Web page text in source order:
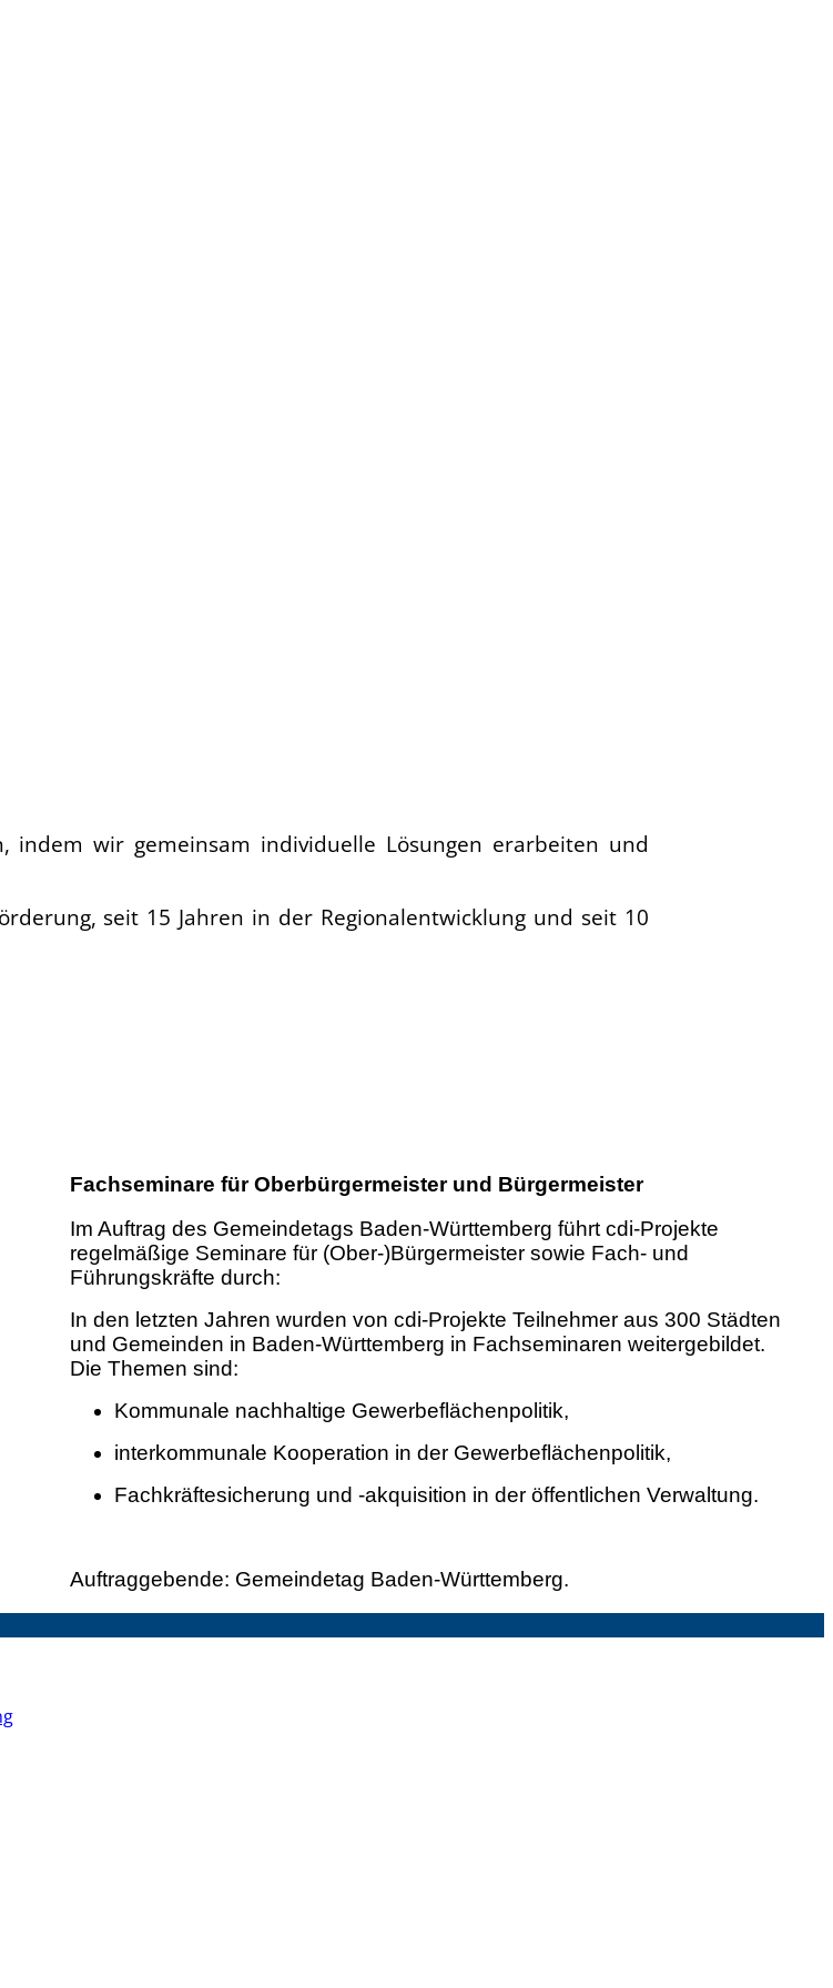
indem wir gemeinsam individuelle Lösungen erarbeiten und
seit 15 Jahren in der Regionalentwicklung und seit 10
Fachseminare für Oberbürgermeister und Bürgermeister
Im Auftrag des Gemeindetags Baden-Württemberg führt cdi-Projekte
regelmäßige Seminare für (Ober-)Bürgermeister sowie Fach- und
Führungskräfte durch:
In den letzten Jahren wurden von cdi-Projekte Teilnehmer aus 300 Städten
und Gemeinden in Baden-Württemberg in Fachseminaren weitergebildet.
Die Themen sind:
Kommunale nachhaltige Gewerbeflächenpolitik,
interkommunale Kooperation in der Gewerbeflächenpolitik,
Fachkräftesicherung und -akquisition in der öffentlichen Verwaltung.
Auftraggebende: Gemeindetag Baden-Württemberg.